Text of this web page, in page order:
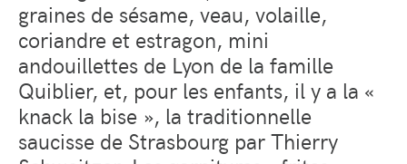
graines de sésame, veau, volaille,
coriandre et estragon, mini
andouillettes de Lyon de la famille
Quiblier, et, pour les enfants, il y a la «
knack la bise », la traditionnelle
saucisse de Strasbourg par Thierry